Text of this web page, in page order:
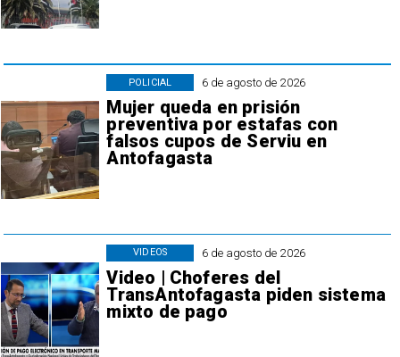
6 de agosto de 2026
Mujer queda en prisión
preventiva por estafas con
falsos cupos de Serviu en
Antofagasta
POLICIAL
6 de agosto de 2026
Video | Choferes del
TransAntofagasta piden sistema
mixto de pago
VIDEOS